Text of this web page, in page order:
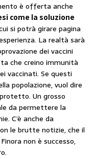
è offerta anche
come la soluzione
si potrà girare pagina
La realtà sarà
dei vaccini
che creino immunità
vaccinati. Se questi
popolazione, vuol dire
Un grosso
da permettere la
C’è anche da
le brutte notizie, che il
non è successo,